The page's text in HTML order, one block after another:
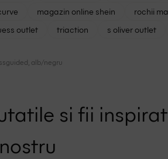
magazin online shein rochii
outlet
triaction s oliver outlet
alb/negru
si fii